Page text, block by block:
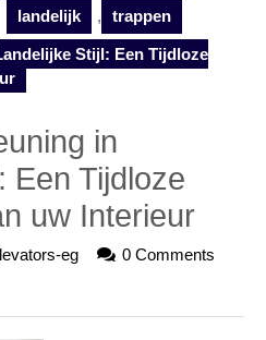
landelijk , trappen
Stijl: Een Tijdloze
in
Een Tijdloze
uw Interieur
eg
eueccelevators-
0 Comments